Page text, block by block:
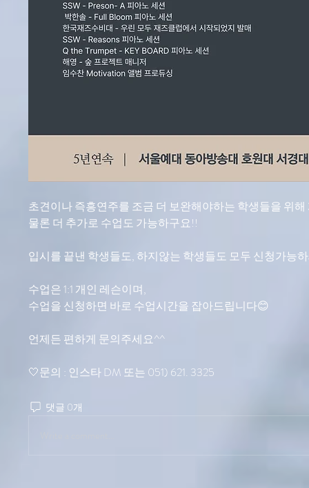
초견이나 즉흥연주를 조금 더 보완해야하는 학생들을 위
물론 더 추가로 수업도 가능하구요!!
입시를 끝낸 학생들도, 하지않는 학생들도 모두 신청가능
수업은 1:1 개인 레슨이며,
수업을 신청하면 바로 수업시간을 잡아드립니다😊
언제든 편하게 문의주세요^^
🤍문의 : 인스타 DM 또는 051) 621. 3325
댓글 0개